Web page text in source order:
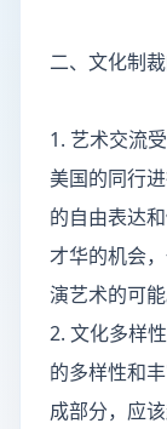
二、文化制
1. 艺术交流
美国的同行
的自由表达
才华的机会
演艺术的可能
2. 文化多样
的多样性和
成部分，应